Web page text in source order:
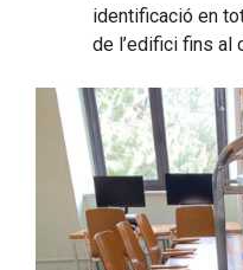
identificació en
de l’edifici fins al